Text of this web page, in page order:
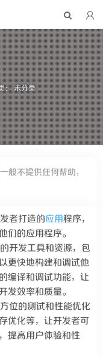
： 未分类
般不提供任何帮助，
者打造的应用程序，
们的应用程序。
开发工具和资源，包
更快地构建和调试他
编译和调试功能，让
发效率和质量。
位的测试和性能优化
优化等，让开发者可
提高用户体验和性